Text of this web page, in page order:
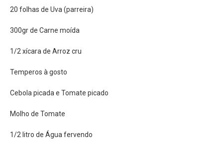
20 folhas de Uva (parreira)
300gr de Carne moída
1/2 xícara de Arroz cru
Temperos à gosto
Cebola picada e Tomate picado
Molho de Tomate
1/2 litro de Água fervendo